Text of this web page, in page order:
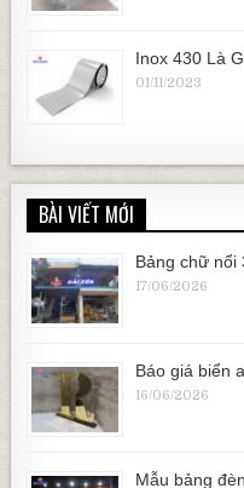
Inox 430 Là
01/11/2023
BÀI VIẾT MỚI
Bảng chữ nổi
17/06/2026
Báo giá biển
16/06/2026
Mẫu bảng